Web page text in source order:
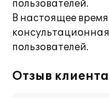
пользователей.
В настоящее
пользователей.
Отзыв клиента